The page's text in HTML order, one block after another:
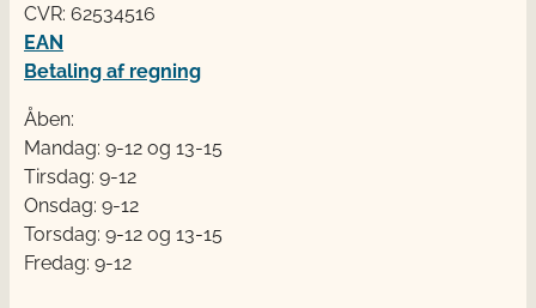
CVR: 62534516
EAN
Betaling af regning
Åben:
Mandag: 9-12 og 13-15
Tirsdag: 9-12
Onsdag: 9-12
Torsdag: 9-12 og 13-15
Fredag: 9-12